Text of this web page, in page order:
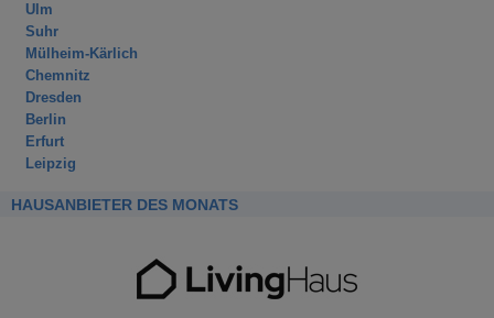
Ulm
Suhr
Mülheim-Kärlich
Chemnitz
Dresden
Berlin
Erfurt
Leipzig
HAUSANBIETER DES MONATS